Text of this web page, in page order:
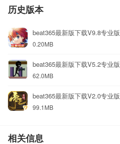
历史版本
beat365最新版下载V9.8专业版
0.20MB
beat365最新版下载V5.2专业版
62.0MB
beat365最新版下载V2.0专业版
99.1MB
相关信息